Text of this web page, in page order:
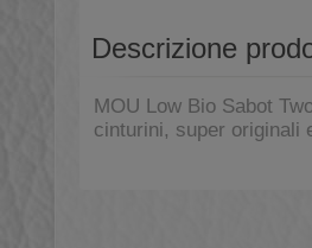
Descrizione
MOU Low Bio Sabot
cinturini, super originali